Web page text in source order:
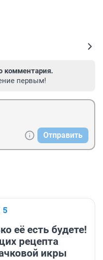
комментария.
первым!
Отправить
её есть будете!
рецепта
икры